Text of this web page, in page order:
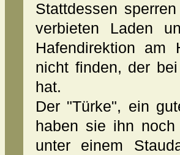
Stattdessen
verbieten Laden
Hafendirektion am
nicht finden, der
hat.
Der "Türke", ein
haben sie ihn
unter einem